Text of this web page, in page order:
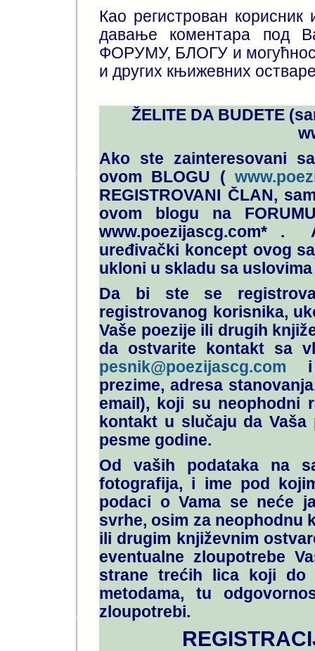
Као регистрован
давање коментара под
ФОРУМУ, БЛОГУ и
и других књижевних
ŽELITE DA BUDETE
Ako ste zainteresovani
ovom BLOGU (
REGISTROVANI ČLAN,
ovom blogu na
www.poezijascg.com* .
uređivački koncept ovog
ukloni u skladu sa
Da bi ste se
registrovanog korisnika,
Vaše poezije ili drugih
da ostvarite kontakt sa
pesnik@poezijascg.com i
prezime, adresa
email), koji su neophodni
kontakt u slučaju da
pesme godine.
Od vaših podataka na
fotografija, i ime pod
podaci o Vama se neće
svrhe, osim za neophodnu
ili drugim književnim
eventualne zloupotrebe
strane trećih lica koji do
metodama, tu
zloupotrebi.